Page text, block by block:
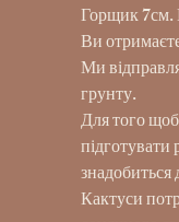
Горщик 7см.
Ви
Ми
грунту.
Для того
знадобиться
Кактуси